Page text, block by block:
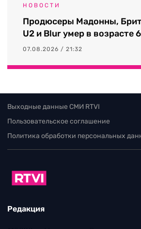
НОВОСТИ
Продюсеры Мадонны,
U2 и Blur умер в возрасте
07.08.2026 / 21:32
Выходные данные СМИ RTVI
Пользовательское соглашение
Политика обработки персональных
Редакция